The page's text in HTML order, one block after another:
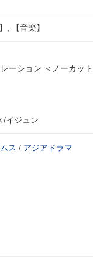
, 【音楽】
ーション ＜ノーカッ
/イジュン
ス / アジアドラマ